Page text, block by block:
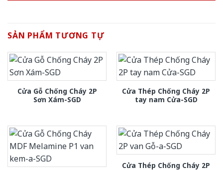
SẢN PHẨM TƯƠNG TỰ
Cửa Gỗ Chống Cháy 2P
Sơn Xám-SGD
Cửa Thép Chống Cháy 2P
tay nam Cửa-SGD
Cửa Thép Chống Cháy 2P